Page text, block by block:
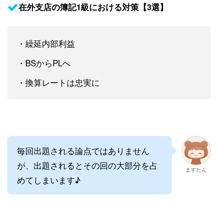
在外支店の簿記1級における対策【3選】
・繰延内部利益
・BSからPLへ
・換算レートは忠実に
毎回出題される論点ではありません
が、出題されるとその回の大部分を占
めてしまいます♪
ますたん